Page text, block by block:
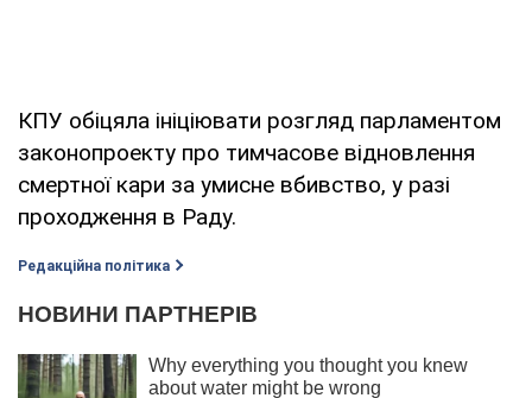
КПУ обіцяла ініціювати розгляд парламентом
законопроекту про тимчасове відновлення
смертної кари за умисне вбивство, у разі
проходження в Раду.
Редакційна політика